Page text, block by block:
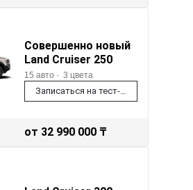
Совершенно новый
Land Cruiser 250
15 авто · 3 цвета
Записаться на тест-драйв
от 32 990 000 ₸